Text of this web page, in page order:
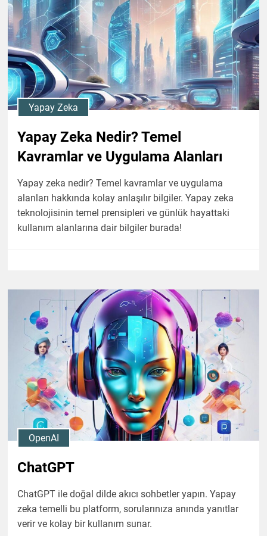
Yapay Zeka
Yapay Zeka Nedir? Temel
Kavramlar ve Uygulama Alanları
Yapay zeka nedir? Temel kavramlar ve uygulama
alanları hakkında kolay anlaşılır bilgiler. Yapay zeka
teknolojisinin temel prensipleri ve günlük hayattaki
kullanım alanlarına dair bilgiler burada!
OpenAI
ChatGPT
ChatGPT ile doğal dilde akıcı sohbetler yapın. Yapay
zeka temelli bu platform, sorularınıza anında yanıtlar
verir ve kolay bir kullanım sunar.